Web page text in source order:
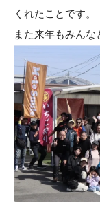
くれたことです。
また来年もみんな